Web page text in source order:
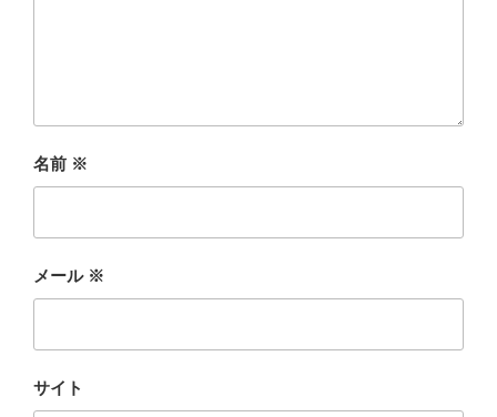
名前 ※
メール ※
サイト